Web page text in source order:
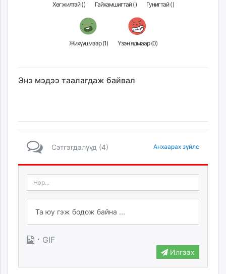
Хөгжилтэй () Гайхамшигтай () Гунигтай ()
Жихүүцмээр (1) Үзэн ядмаар (0)
Энэ мэдээ таалагдаж байвал
Сэтгэгдэлүүд (4) Анхаарах зүйлс
· GIF
Илгээх